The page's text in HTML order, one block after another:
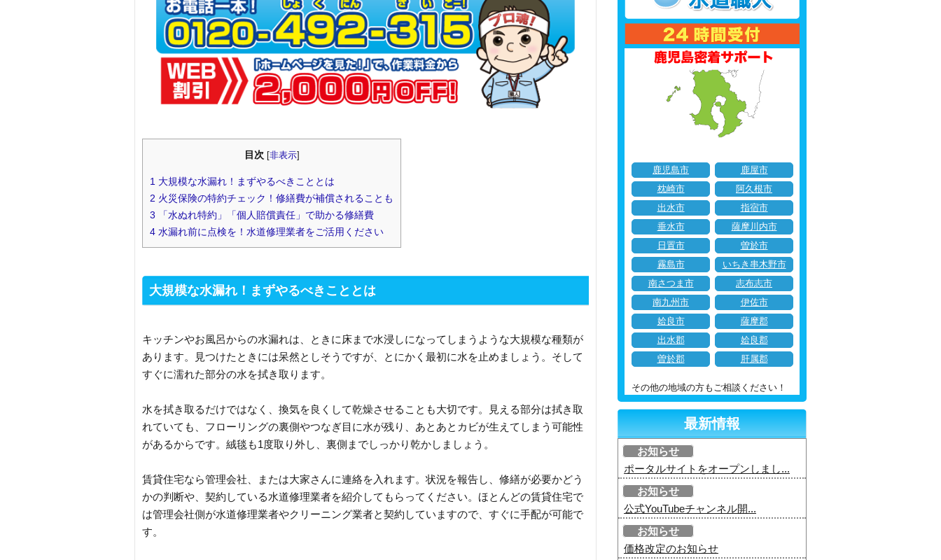
目次 [非表示]
1 大規模な水漏れ！まずやるべきこととは
2 火災保険の特約チェック！修繕費が補償されることも
3 「水ぬれ特約」「個人賠償責任」で助かる修繕費
4 水漏れ前に点検を！水道修理業者をご活用ください
大規模な水漏れ！まずやるべきこととは
キッチンやお風呂からの水漏れは、ときに床まで水浸しになってしまうような大規模な種類が
あります。見つけたときには呆然としそうですが、とにかく最初に水を止めましょう。そして
すぐに濡れた部分の水を拭き取ります。
水を拭き取るだけではなく、換気を良くして乾燥させることも大切です。見える部分は拭き取
れていても、フローリングの裏側やつなぎ目に水が残り、あとあとカビが生えてしまう可能性
があるからです。絨毯も1度取り外し、裏側までしっかり乾かしましょう。
賃貸住宅なら管理会社、または大家さんに連絡を入れます。状況を報告し、修繕が必要かどう
かの判断や、契約している水道修理業者を紹介してもらってください。ほとんどの賃貸住宅で
は管理会社側が水道修理業者やクリーニング業者と契約していますので、すぐに手配が可能で
す。
鹿児島市
鹿屋市
枕崎市
阿久根市
出水市
指宿市
垂水市
薩摩川内市
日置市
曽於市
霧島市
いちき串木野市
南さつま市
志布志市
南九州市
伊佐市
姶良市
薩摩郡
出水郡
姶良郡
曽於郡
肝属郡
その他の地域の方もご相談ください！
最新情報
お知らせ
ポータルサイトをオープンしまし...
お知らせ
公式YouTubeチャンネル開...
お知らせ
価格改定のお知らせ